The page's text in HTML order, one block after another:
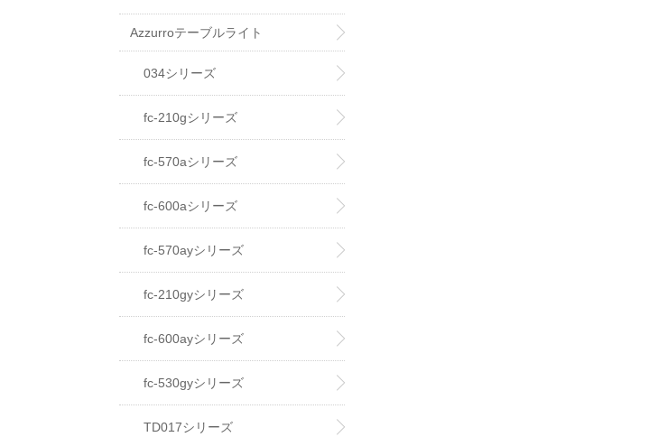
Azzurroテーブルライト
034シリーズ
fc-210gシリーズ
fc-570aシリーズ
fc-600aシリーズ
fc-570ayシリーズ
fc-210gyシリーズ
fc-600ayシリーズ
fc-530gyシリーズ
TD017シリーズ